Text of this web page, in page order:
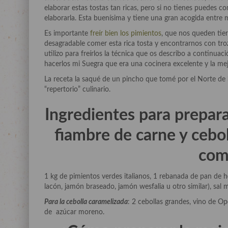
elaborar estas tostas tan ricas, pero si no tienes puedes
elaborarla. Esta buenísima y tiene una gran acogida entre
Es importante freír bien los pimientos, que nos queden
desagradable comer esta rica tosta y encontrarnos con
utilizo para freírlos la técnica que os describo a
hacerlos mi Suegra que era una cocinera excelente y la
La receta la saqué de un pincho que tomé por el Norte de
“repertorio” culinario.
Ingredientes para
fiambre de carne y
1 kg de pimientos verdes italianos, 1 rebanada de pan
lacón, jamón braseado, jamón wesfalia u otro similar), sal
Para la cebolla caramelizada: 2 cebollas grandes, vino de
de azúcar moreno.